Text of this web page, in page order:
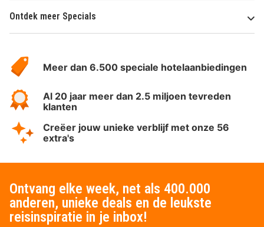
Ontdek meer Specials
HotelSpecials
Meer dan 6.500 speciale hotelaanbiedingen
Al 20 jaar meer dan 2.5 miljoen tevreden
klanten
Creëer jouw unieke verblijf met onze 56
extra's
Ontvang elke week, net als 400.000
anderen, unieke deals en de leukste
reisinspiratie in je inbox!